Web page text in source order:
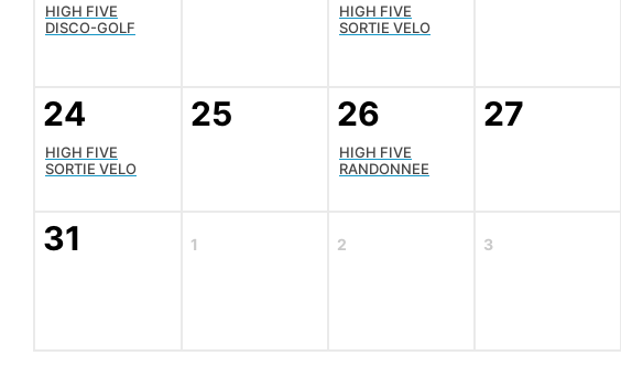
HIGH FIVE
DISCO-GOLF
HIGH FIVE
SORTIE VELO
24
HIGH FIVE
SORTIE VELO
25 26
HIGH FIVE
RANDONNEE
27
31 1 2 3